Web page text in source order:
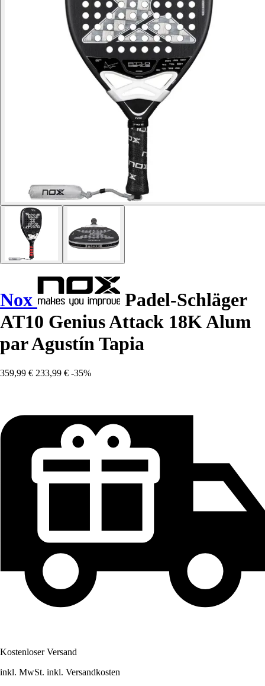
Nox
Padel-Schläger
AT10 Genius Attack 18K Alum
par Agustín Tapia
359,99 € 233,99 € -35%
Kostenloser Versand
inkl. MwSt. inkl. Versandkosten